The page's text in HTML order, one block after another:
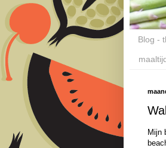
Blog -
Mijn